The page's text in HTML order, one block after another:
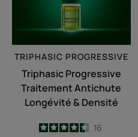
&
Densité
TRIPHASIC PROGRESSIVE
Triphasic Progressive
Traitement Antichute
Longévité & Densité
4.5
/5
16